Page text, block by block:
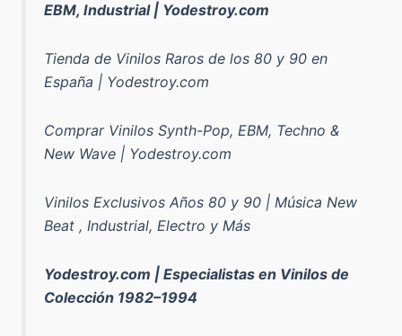
EBM, Industrial | Yodestroy.com
Tienda de Vinilos Raros de los 80 y 90 en
España | Yodestroy.com
Comprar Vinilos Synth-Pop, EBM, Techno &
New Wave | Yodestroy.com
Vinilos Exclusivos Años 80 y 90 | Música New
Beat , Industrial, Electro y Más
Yodestroy.com | Especialistas en Vinilos de
Colección 1982–1994